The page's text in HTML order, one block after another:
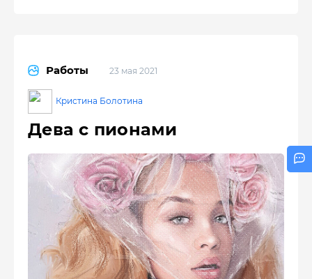
Работы 23 мая 2021
Кристина Болотина
Дева с пионами